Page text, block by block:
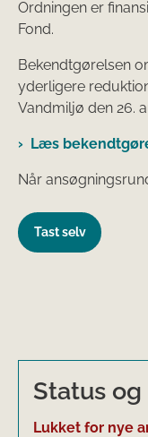
Ordningen er
Fond.
Bekendtgørelsen
yderligere
Vandmiljø den 26.
Læs
Når
Tast selv
Status
Lukket for nye